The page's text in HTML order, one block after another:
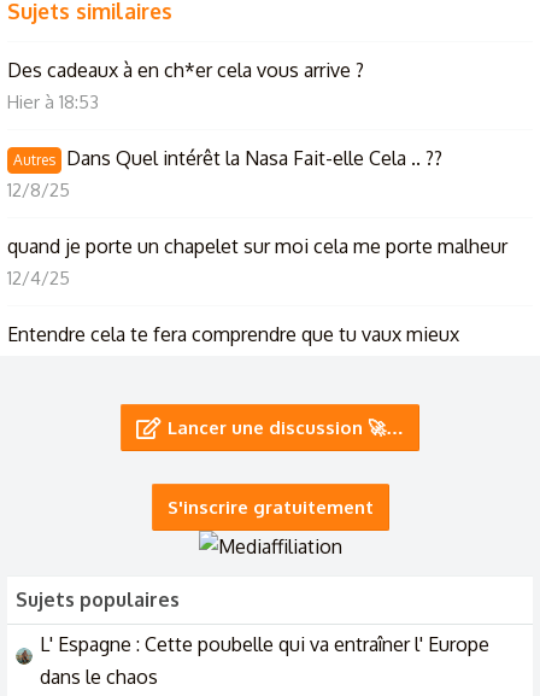
Sujets similaires
Des cadeaux à en ch*er cela vous arrive ?
Hier à 18:53
Autres Dans Quel intérêt la Nasa Fait-elle Cela .. ??
12/8/25
quand je porte un chapelet sur moi cela me porte malheur
12/4/25
Entendre cela te fera comprendre que tu vaux mieux
Es ce vrai ? Pourquoi dit’on cela ?
Lancer une discussion 🚀…
S'inscrire gratuitement
Sujets populaires
L' Espagne : Cette poubelle qui va entraîner l' Europe
dans le chaos